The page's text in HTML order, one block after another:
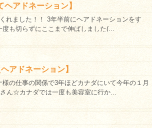
ヘアドネーション】
れました！！ 3年半前にヘアドネーションをす
度も切らずにここまで伸ばしました(...
アドネーション】
の仕事の関係で3年ほどカナダにいて今年の１月
ん☆カナダでは一度も美容室に行か...